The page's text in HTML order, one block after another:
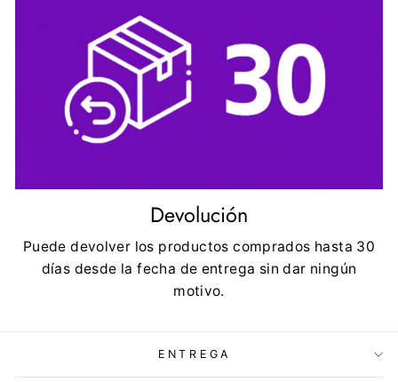
Devolución
Puede devolver los productos comprados hasta 30
días desde la fecha de entrega sin dar ningún
motivo.
ENTREGA